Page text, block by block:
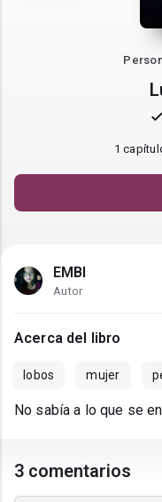
1
EMBI
Autor
Acerca del libro
lobos mujer
No sabía a lo que se
3 comentarios